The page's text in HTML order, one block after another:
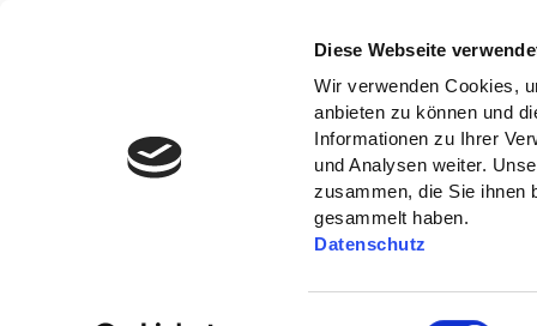
Diese Webseite
Wir verwenden Cookies,
anbieten zu können und
Informationen zu Ihrer
und Analysen weiter.
zusammen, die Sie ihnen
gesammelt haben.
Datenschutz